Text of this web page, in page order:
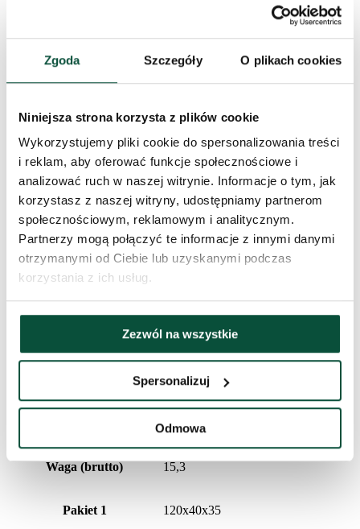
Zgoda Szczegóły O plikach cookies
Niniejsza strona korzysta z plików cookie
Wykorzystujemy pliki cookie do spersonalizowania treści
i reklam, aby oferować funkcje społecznościowe i
analizować ruch w naszej witrynie. Informacje o tym, jak
korzystasz z naszej witryny, udostępniamy partnerom
społecznościowym, reklamowym i analitycznym.
Partnerzy mogą połączyć te informacje z innymi danymi
otrzymanymi od Ciebie lub uzyskanymi podczas
korzystania z ich usług.
Zezwól na wszystkie
Spersonalizuj
Odmowa
Wykonanie Ekstra gęste
Liczba gałązek PVC 906
Liczba części 3
Procentowy udział 3D/PVC
Typ rozkładania snap tree
13,8
3 dni
Waga (brutto) 15,3
Pakiet 1 120x40x35